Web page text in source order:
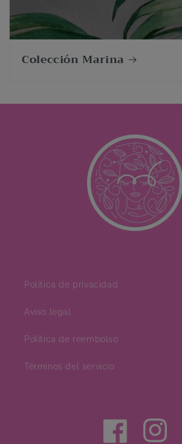
Colección Marina
Política de privacidad
Aviso legal
Política de reembolso
Términos del servicio
FacebookInstagram